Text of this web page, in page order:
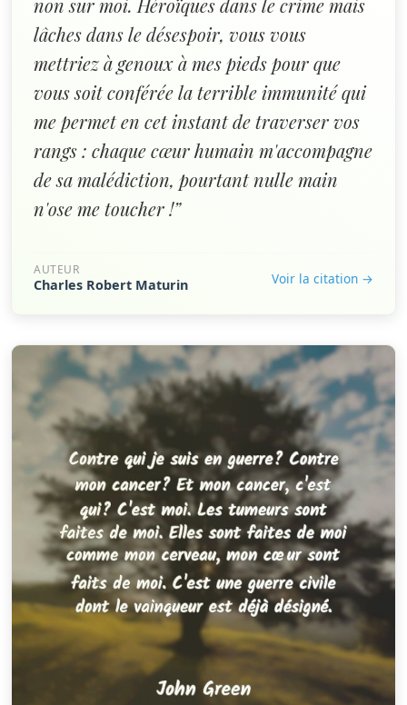
non sur moi. Héroïques dans le crime mais
lâches dans le désespoir, vous vous
mettriez à genoux à mes pieds pour que
vous soit conférée la terrible immunité qui
me permet en cet instant de traverser vos
rangs : chaque cœur humain m'accompagne
de sa malédiction, pourtant nulle main
n'ose me toucher !”
AUTEUR
Charles Robert Maturin Voir la citation →